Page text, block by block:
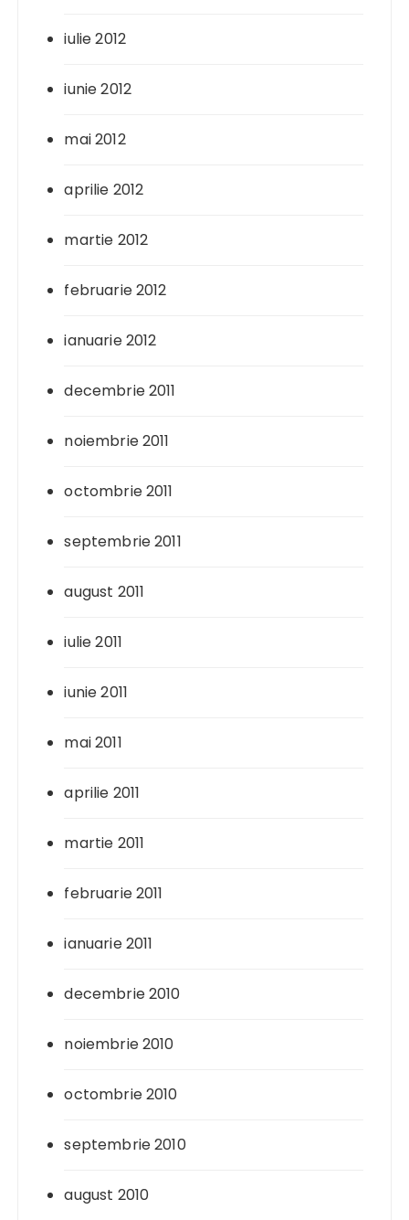
iulie 2012
iunie 2012
mai 2012
aprilie 2012
martie 2012
februarie 2012
ianuarie 2012
decembrie 2011
noiembrie 2011
octombrie 2011
septembrie 2011
august 2011
iulie 2011
iunie 2011
mai 2011
aprilie 2011
martie 2011
februarie 2011
ianuarie 2011
decembrie 2010
noiembrie 2010
octombrie 2010
septembrie 2010
august 2010